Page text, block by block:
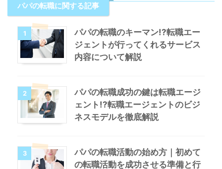
パパの転職に関する記事
1
パパの転職のキーマン!?転職エー
ジェントが行ってくれるサービス
内容について解説
2
パパの転職成功の鍵は転職エージ
ェント!?転職エージェントのビジ
ネスモデルを徹底解説
3
パパの転職活動の始め方｜初めて
の転職活動を成功させる準備と行